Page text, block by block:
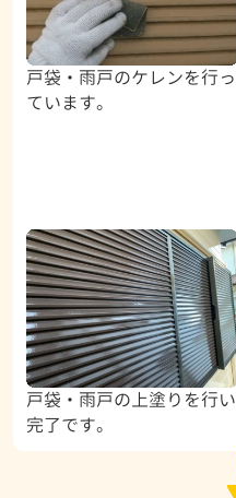
戸袋・雨戸のケレンを行っ
ています。
戸袋・雨戸の上塗りを行い
完了です。